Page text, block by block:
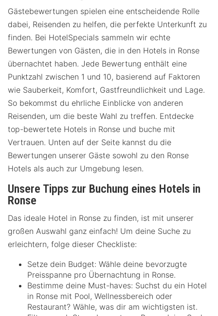
Gästebewertungen spielen eine entscheidende Rolle
dabei, Reisenden zu helfen, die perfekte Unterkunft zu
finden. Bei HotelSpecials sammeln wir echte
Bewertungen von Gästen, die in den Hotels in Ronse
übernachtet haben. Jede Bewertung enthält eine
Punktzahl zwischen 1 und 10, basierend auf Faktoren
wie Sauberkeit, Komfort, Gastfreundlichkeit und Lage.
So bekommst du ehrliche Einblicke von anderen
Reisenden, um die beste Wahl zu treffen. Entdecke
top-bewertete Hotels in Ronse und buche mit
Vertrauen. Unten auf der Seite kannst du die
Bewertungen unserer Gäste sowohl zu den Ronse
Hotels als auch zur Umgebung lesen.
Unsere Tipps zur Buchung eines Hotels in
Ronse
Das ideale Hotel in Ronse zu finden, ist mit unserer
großen Auswahl ganz einfach! Um deine Suche zu
erleichtern, folge dieser Checkliste:
Setze dein Budget: Wähle deine bevorzugte
Preisspanne pro Übernachtung in Ronse.
Bestimme deine Must-haves: Suchst du ein Hotel
in Ronse mit Pool, Wellnessbereich oder
Restaurant? Wähle, was dir am wichtigsten ist.